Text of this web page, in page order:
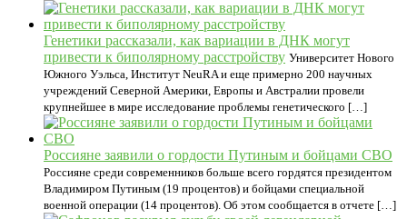
Генетики рассказали, как вариации в ДНК могут
привести к биполярному расстройству Университет Нового
Южного Уэльса, Институт NeuRA и еще примерно 200 научных
учреждений Северной Америки, Европы и Австралии провели
крупнейшее в мире исследование проблемы генетического […]
Россияне заявили о гордости Путиным и бойцами СВО
Россияне среди современников больше всего гордятся президентом
Владимиром Путиным (19 процентов) и бойцами специальной
военной операции (14 процентов). Об этом сообщается в отчете […]